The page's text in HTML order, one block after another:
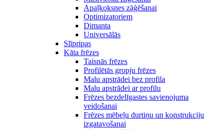
Apaļkoksnes zāģēšanai
Optimizatoriem
Dimanta
Universālās
Slīpripas
Kāta frēzes
Taisnās frēzes
Profilētās gropju frēzes
Malu apstrādei bez profila
Malu apstrādei ar profilu
Frēzes bezdelīgastes savienojuma
veidošanai
Frēzes mēbeļu durtiņu un konstrukciju
izgatavošanai